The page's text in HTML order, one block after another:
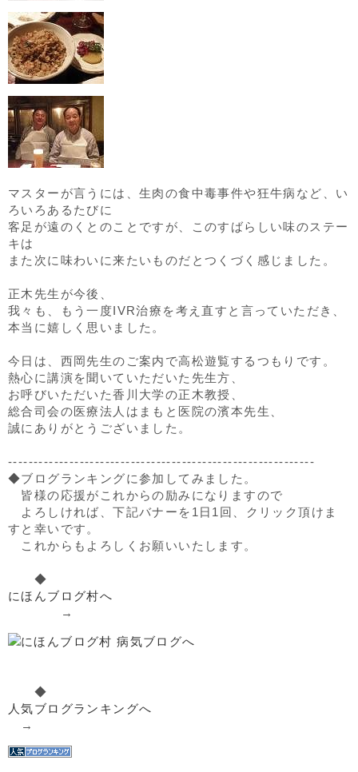
マスターが言うには、生肉の食中毒事件や狂牛病など、い
ろいろあるたびに
客足が遠のくとのことですが、このすばらしい味のステー
キは
また次に味わいに来たいものだとつくづく感じました。
正木先生が今後、
我々も、もう一度IVR治療を考え直すと言っていただき、
本当に嬉しく思いました。
今日は、西岡先生のご案内で高松遊覧するつもりです。
熱心に講演を聞いていただいた先生方、
お呼びいただいた香川大学の正木教授、
総合司会の医療法人はまもと医院の濱本先生、
誠にありがとうございました。
------------------------------------------------------------
◆ブログランキングに参加してみました。
皆様の応援がこれからの励みになりますので
よろしければ、下記バナーを1日1回、クリック頂けま
すと幸いです。
これからもよろしくお願いいたします。
◆
にほんブログ村へ
→
◆
人気ブログランキングへ
→